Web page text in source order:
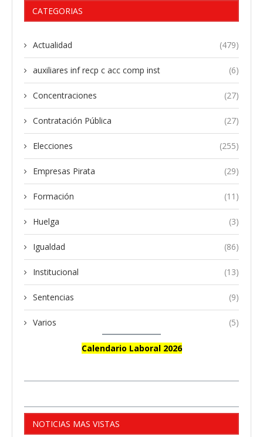
CATEGORIAS
Actualidad (479)
auxiliares inf recp c acc comp inst (6)
Concentraciones (27)
Contratación Pública (27)
Elecciones (255)
Empresas Pirata (29)
Formación (11)
Huelga (3)
Igualdad (86)
Institucional (13)
Sentencias (9)
Varios (5)
Calendario Laboral 2026
NOTICIAS MAS VISTAS